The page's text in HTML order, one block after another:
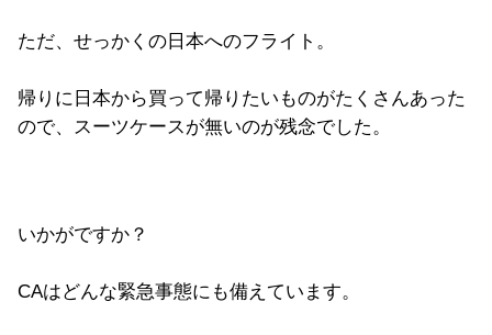
ただ、せっかくの日本へのフライト。
帰りに日本から買って帰りたいものがたくさんあった
ので、スーツケースが無いのが残念でした。
いかがですか？
CAはどんな緊急事態にも備えています。